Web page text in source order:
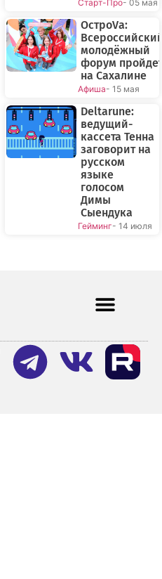
Старт-Про- 05 мая
ОстроVа:
молодёжный
форум
на Сахалине
Афиша- 15 мая
Deltarune:
ведущий-
кассета Тенна
заговорит на
русском
языке
голосом
Димы
Сыендука
Гейминг- 14 июля